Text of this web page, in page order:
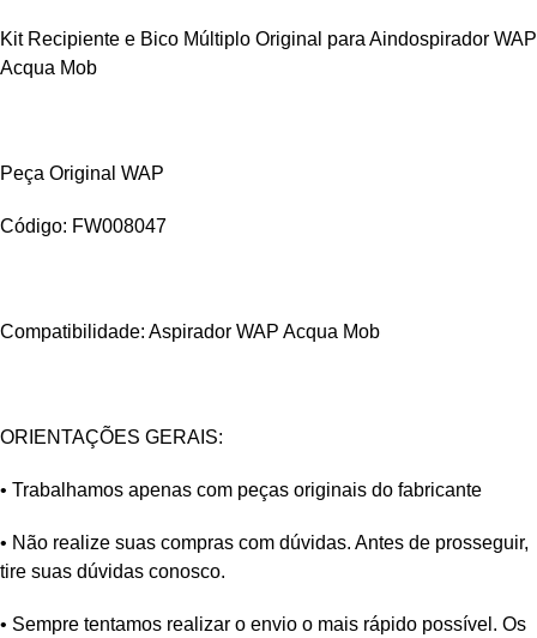
Kit Recipiente e Bico Múltiplo Original para Aindospirador WAP
Acqua Mob
Peça Original WAP
Código: FW008047
Compatibilidade: Aspirador WAP Acqua Mob
ORIENTAÇÕES GERAIS:
• Trabalhamos apenas com peças originais do fabricante
• Não realize suas compras com dúvidas. Antes de prosseguir,
tire suas dúvidas conosco.
• Sempre tentamos realizar o envio o mais rápido possível. Os